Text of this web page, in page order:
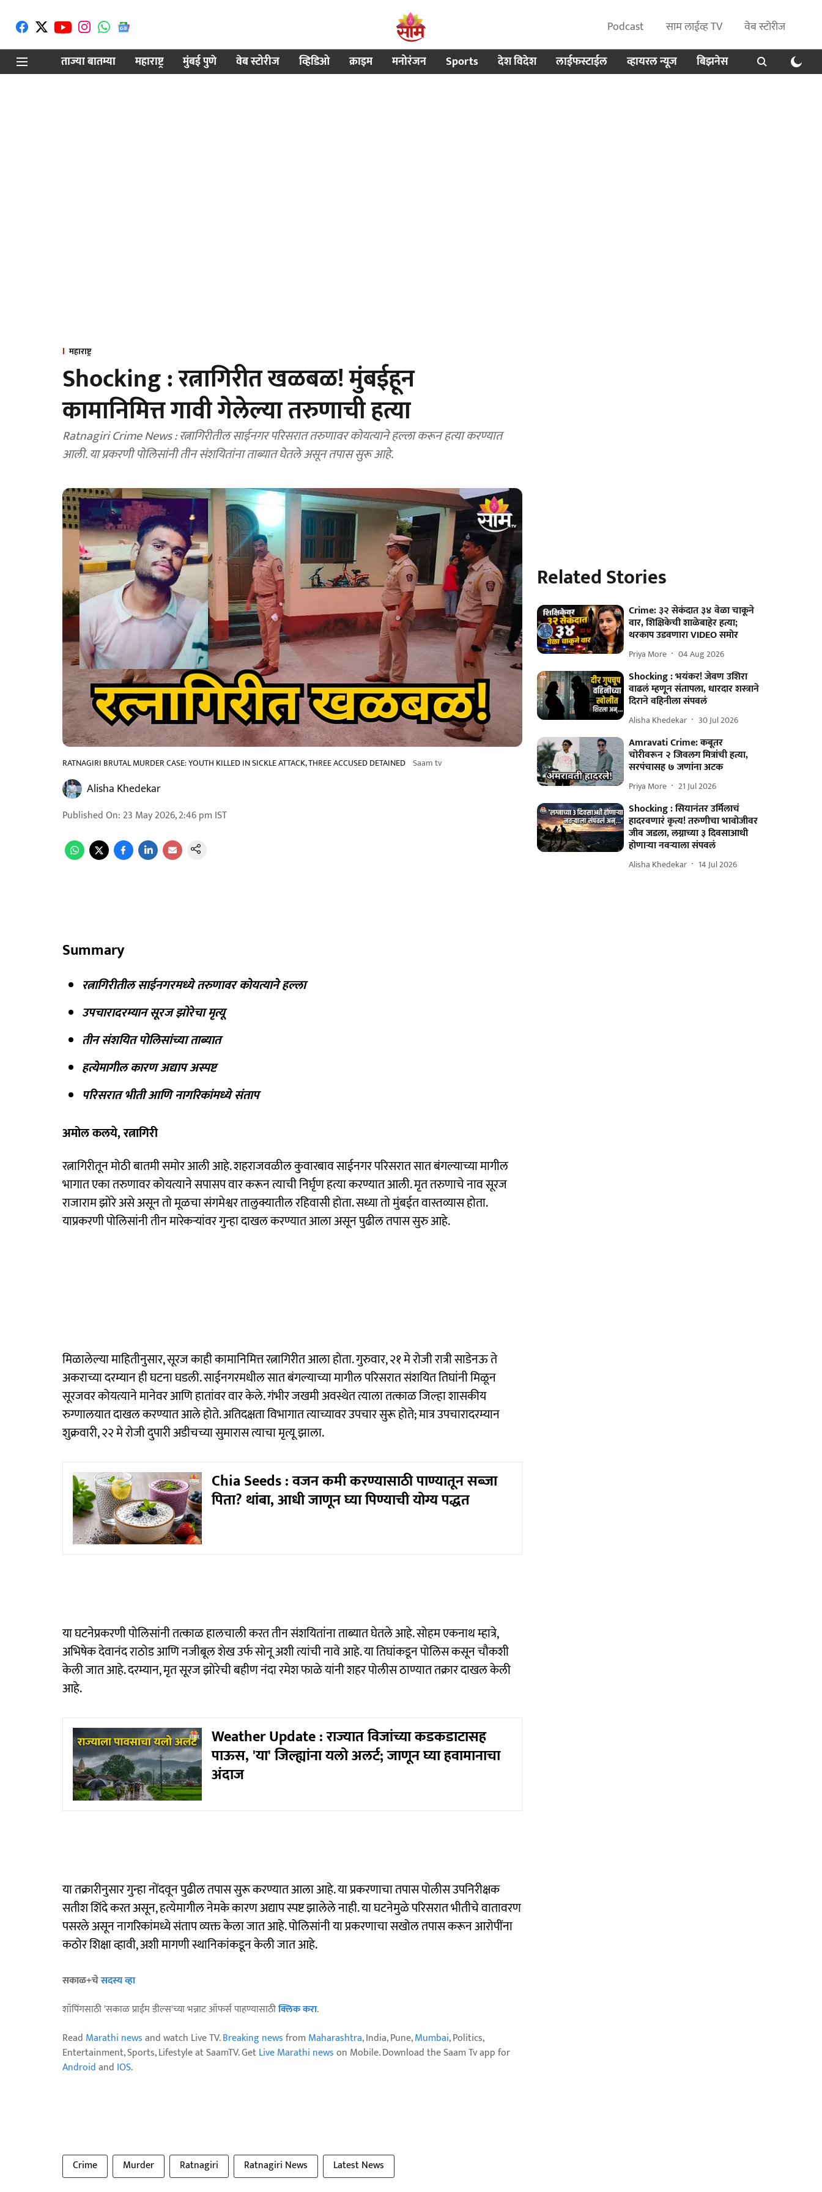
Podcast साम लाईव्ह TV
वेब स्टोरीज
ताज्या बातम्या
महाराष्ट्र मुंबई पुणे वेब स्टोरीज व्हिडिओ क्राइम मनोरंजन Sports देश विदेश लाईफस्टाईल व्हायरल न्यूज बिझनेस
महाराष्ट्र
Shocking : रत्नागिरीत खळबळ! मुंबईहून
कामानिमित्त गावी गेलेल्या तरुणाची हत्या
Ratnagiri Crime News : रत्नागिरीतील साईनगर परिसरात तरुणावर कोयत्याने हल्ला करून हत्या करण्यात
आली. या प्रकरणी पोलिसांनी तीन संशयितांना ताब्यात घेतले असून तपास सुरू आहे.
RATNAGIRI BRUTAL MURDER CASE: YOUTH KILLED IN SICKLE ATTACK, THREE ACCUSED DETAINED Saam tv
Alisha Khedekar
Published On: 23 May 2026, 2:46 pm IST
Summary
रत्नागिरीतील साईनगरमध्ये तरुणावर कोयत्याने हल्ला
उपचारादरम्यान सूरज झोरेचा मृत्यू
तीन संशयित पोलिसांच्या ताब्यात
हत्येमागील कारण अद्याप अस्पष्ट
परिसरात भीती आणि नागरिकांमध्ये संताप
अमोल कलये, रत्नागिरी
रत्नागिरीतून मोठी बातमी समोर आली आहे. शहराजवळील कुवारबाव साईनगर परिसरात सात बंगल्याच्या मागील
भागात एका तरुणावर कोयत्याने सपासप वार करून त्याची निर्घृण हत्या करण्यात आली. मृत तरुणाचे नाव सूरज
राजाराम झोरे असे असून तो मूळचा संगमेश्वर तालुक्यातील रहिवासी होता. सध्या तो मुंबईत वास्तव्यास होता.
याप्रकरणी पोलिसांनी तीन मारेकऱ्यांवर गुन्हा दाखल करण्यात आला असून पुढील तपास सुरु आहे.
मिळालेल्या माहितीनुसार, सूरज काही कामानिमित्त रत्नागिरीत आला होता. गुरुवार, २१ मे रोजी रात्री साडेनऊ ते
अकराच्या दरम्यान ही घटना घडली. साईनगरमधील सात बंगल्याच्या मागील परिसरात संशयित तिघांनी मिळून
सूरजवर कोयत्याने मानेवर आणि हातांवर वार केले. गंभीर जखमी अवस्थेत त्याला तत्काळ जिल्हा शासकीय
रुग्णालयात दाखल करण्यात आले होते. अतिदक्षता विभागात त्याच्यावर उपचार सुरू होते; मात्र उपचारादरम्यान
शुक्रवारी, २२ मे रोजी दुपारी अडीचच्या सुमारास त्याचा मृत्यू झाला.
Chia Seeds : वजन कमी करण्यासाठी पाण्यातून सब्जा
पिता? थांबा, आधी जाणून घ्या पिण्याची योग्य पद्धत
या घटनेप्रकरणी पोलिसांनी तत्काळ हालचाली करत तीन संशयितांना ताब्यात घेतले आहे. सोहम एकनाथ म्हात्रे,
अभिषेक देवानंद राठोड आणि नजीबूल शेख उर्फ सोनू अशी त्यांची नावे आहे. या तिघांकडून पोलिस कसून चौकशी
केली जात आहे. दरम्यान, मृत सूरज झोरेची बहीण नंदा रमेश फाळे यांनी शहर पोलीस ठाण्यात तक्रार दाखल केली
आहे.
Weather Update : राज्यात विजांच्या कडकडाटासह
पाऊस, 'या' जिल्ह्यांना यलो अलर्ट; जाणून घ्या हवामानाचा
अंदाज
या तक्रारीनुसार गुन्हा नोंदवून पुढील तपास सुरू करण्यात आला आहे. या प्रकरणाचा तपास पोलीस उपनिरीक्षक
सतीश शिंदे करत असून, हत्येमागील नेमके कारण अद्याप स्पष्ट झालेले नाही. या घटनेमुळे परिसरात भीतीचे वातावरण
पसरले असून नागरिकांमध्ये संताप व्यक्त केला जात आहे. पोलिसांनी या प्रकरणाचा सखोल तपास करून आरोपींना
कठोर शिक्षा व्हावी, अशी मागणी स्थानिकांकडून केली जात आहे.
सकाळ+चेसदस्य व्हा
शॉपिंगसाठी 'सकाळ प्राईम डील्स'च्या भन्नाट ऑफर्स पाहण्यासाठीक्लिक करा.
Read Marathi newsand watch Live TV.Breaking newsfrom Maharashtra, India, Pune,Mumbai, Politics,
Entertainment, Sports, Lifestyle at SaamTV. GetLive Marathi newson Mobile. Download the Saam Tv app for
Androidand IOS.
Crime Murder Ratnagiri Ratnagiri News Latest News
Related Stories
Crime: ३२ सेकंदात ३४ वेळा चाकूने
वार, शिक्षिकेची शाळेबाहेर हत्या;
थरकाप उडवणारा VIDEO समोर
Priya More 04 Aug 2026
Shocking : भयंकर! जेवण उशिरा
वाढलं म्हणून संतापला, धारदार शस्त्राने
दिराने वहिनीला संपवलं
Alisha Khedekar 30 Jul 2026
Amravati Crime: कबूतर
चोरीवरून २ जिवलग मित्रांची हत्या,
सरपंचासह ७ जणांना अटक
Priya More 21 Jul 2026
Shocking : सियानंतर उर्मिलाचं
हादरवणारं कृत्य! तरुणीचा भावोजीवर
जीव जडला, लग्नाच्या ३ दिवसाआधी
होणाऱ्या नवऱ्याला संपवलं
Alisha Khedekar 14 Jul 2026